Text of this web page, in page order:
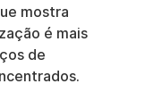
mostra
é mais
de